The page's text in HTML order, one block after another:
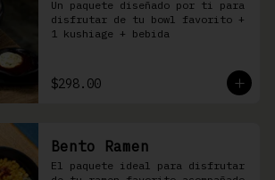
Un paquete diseñado por ti para
disfrutar de tu bowl favorito +
1 kushiage + bebida
$298.00
Bento Ramen
El paquete ideal para disfrutar